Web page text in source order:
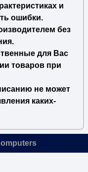
и
ошибки.
без
для Вас
товаров при
не может
каких-